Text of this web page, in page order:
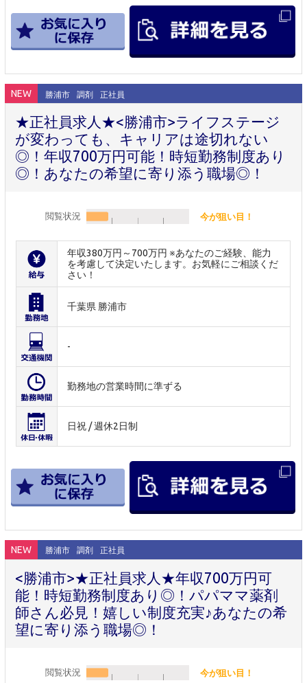
NEW 勝浦市 調剤 正社員
★正社員求人★<勝浦市>ライフステージ
が変わっても、キャリアは途切れない
◎！年収700万円可能！時短勤務制度あり
◎！あなたの希望に寄り添う職場◎！
閲覧状況 今が狙い目！
年収380万円～700万円 ※あなたのご経験、能力
を考慮して決定いたします。お気軽にご相談くだ
さい！
千葉県 勝浦市
-
勤務地の営業時間に準ずる
日祝 / 週休2日制
NEW 勝浦市 調剤 正社員
<勝浦市>★正社員求人★年収700万円可
能！時短勤務制度あり◎！パパママ薬剤
師さん必見！嬉しい制度充実♪あなたの希
望に寄り添う職場◎！
閲覧状況 今が狙い目！